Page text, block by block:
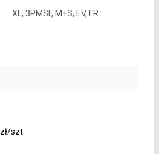
XL, 3PMSF, M+S, EV, FR
zł/szt.